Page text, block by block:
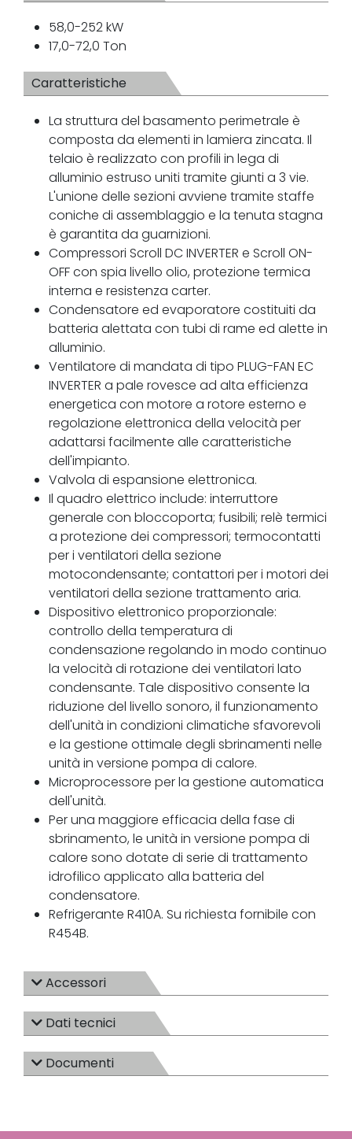
58,0-252 kW
17,0-72,0 Ton
Caratteristiche
La struttura del basamento perimetrale è
composta da elementi in lamiera zincata. Il
telaio è realizzato con profili in lega di
alluminio estruso uniti tramite giunti a 3 vie.
L'unione delle sezioni avviene tramite staffe
coniche di assemblaggio e la tenuta stagna
è garantita da guarnizioni.
Compressori Scroll DC INVERTER e Scroll ON-
OFF con spia livello olio, protezione termica
interna e resistenza carter.
Condensatore ed evaporatore costituiti da
batteria alettata con tubi di rame ed alette in
alluminio.
Ventilatore di mandata di tipo PLUG-FAN EC
INVERTER a pale rovesce ad alta efficienza
energetica con motore a rotore esterno e
regolazione elettronica della velocità per
adattarsi facilmente alle caratteristiche
dell'impianto.
Valvola di espansione elettronica.
Il quadro elettrico include: interruttore
generale con bloccoporta; fusibili; relè termici
a protezione dei compressori; termocontatti
per i ventilatori della sezione
motocondensante; contattori per i motori dei
ventilatori della sezione trattamento aria.
Dispositivo elettronico proporzionale:
controllo della temperatura di
condensazione regolando in modo continuo
la velocità di rotazione dei ventilatori lato
condensante. Tale dispositivo consente la
riduzione del livello sonoro, il funzionamento
dell'unità in condizioni climatiche sfavorevoli
e la gestione ottimale degli sbrinamenti nelle
unità in versione pompa di calore.
Microprocessore per la gestione automatica
dell'unità.
Per una maggiore efficacia della fase di
sbrinamento, le unità in versione pompa di
calore sono dotate di serie di trattamento
idrofilico applicato alla batteria del
condensatore.
Refrigerante R410A. Su richiesta fornibile con
R454B.
Accessori
Dati tecnici
Documenti